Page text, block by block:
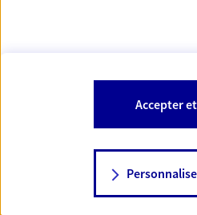
© AXA 2026 – Tous
Accepter